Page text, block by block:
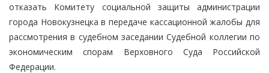
отказать Комитету социальной защиты администрации
города Новокузнецка в передаче кассационной жалобы для
рассмотрения в судебном заседании Судебной коллегии по
экономическим спорам Верховного Суда Российской
Федерации.